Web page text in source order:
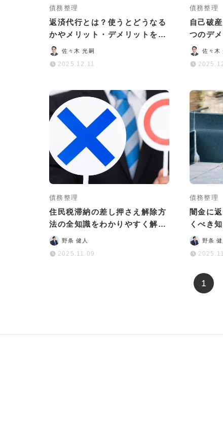
債務整理
返済代行とは？使うとどうなる
かやメリット・デメリットをわ
かりやすく解説
佐々木 光嗣
2025.12.11
債務整理
自己破
つのデ
た方が
佐々木
債務整理
住民税滞納の差し押さえ解除方
法の全知識をわかりやすく解説
｜相談先も紹介
野条 健人
2025.11.09
債務整理
闇金に
くべき
返せば
野条 健
1